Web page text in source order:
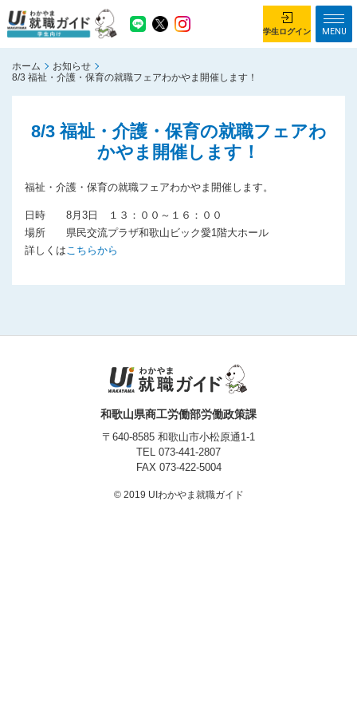
学生ログイン
企業を探す
がっつり就業体験コース ちょこっと仕事体験コース
イベント情報 はじめて利用する方へ
お知らせ
総合トップページ
サイトマップ
プライバシーポリシー
学生ログイン MENU
ホーム
お知らせ
8/3 福祉・介護・保育の就職フェアわかやま開催します！
8/3 福祉・介護・保育の就職フェアわ
かやま開催します！
福祉・介護・保育の就職フェアわかやま開催します。
日時 8月3日 １３：００～１６：００
場所 県民交流プラザ和歌山ビック愛1階大ホール
詳しくはこちらから
和歌山県商工労働部労働政策課
〒640-8585 和歌山市小松原通1-1
TEL 073-441-2807
FAX 073-422-5004
© 2019 UIわかやま就職ガイド